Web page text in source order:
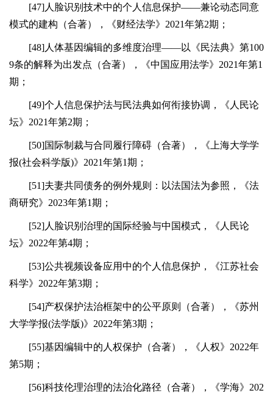
[47]人脸识别技术中的个人信息保护——兼论动态同意
模式的建构（合著），《财经法学》2021年第2期；
[48]人体基因编辑的多维度治理——以《民法典》第100
9条的解释为出发点（合著），《中国应用法学》2021年第1
期；
[49]个人信息保护法与民法典如何衔接协调，《人民论
坛》2021年第2期；
[50]国际制裁与合同履行障碍（合著），《上海大学学
报(社会科学版)》2021年第1期；
[51]夫妻共同债务的例外规则：以法国法为参照，《法
商研究》2023年第1期；
[52]人脸识别治理的国际经验与中国模式，《人民论
坛》2022年第4期；
[53]公共视频设备应用中的个人信息保护，《江苏社会
科学》2022年第3期；
[54]产权保护法治框架中的公平原则（合著），《苏州
大学学报(法学版)》2022年第3期；
[55]基因编辑中的人权保护（合著），《人权》2022年
第5期；
[56]科技伦理治理的法治化路径（合著），《学海》202